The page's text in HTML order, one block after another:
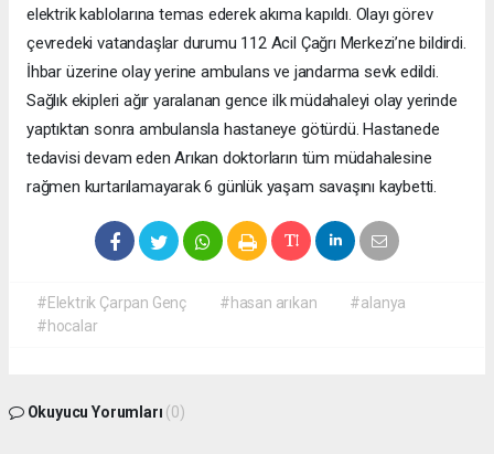
elektrik kablolarına temas ederek akıma kapıldı. Olayı görev
çevredeki vatandaşlar durumu 112 Acil Çağrı Merkezi’ne bildirdi.
İhbar üzerine olay yerine ambulans ve jandarma sevk edildi.
Sağlık ekipleri ağır yaralanan gence ilk müdahaleyi olay yerinde
yaptıktan sonra ambulansla hastaneye götürdü. Hastanede
tedavisi devam eden Arıkan doktorların tüm müdahalesine
rağmen kurtarılamayarak 6 günlük yaşam savaşını kaybetti.
#Elektrik Çarpan Genç #hasan arıkan
#alanya
#hocalar
Okuyucu Yorumları (0)